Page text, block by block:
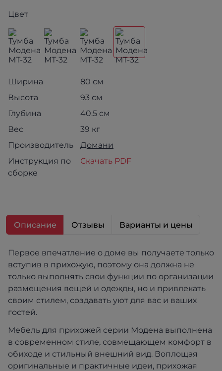
Цвет
Ширина
80 см
Высота
93 см
Глубина
40.5 см
Вес
39 кг
Производитель
Домани
Инструкция по
сборке
Скачать PDF
Описание Отзывы Варианты и цены
Первое впечатление о доме вы получаете только
вступив в прихожую, поэтому она должна не
только выполнять свои функции по организации
размещения вещей и одежды, но и привлекать
своим стилем, создавать уют для вас и ваших
гостей.
Мебель для прихожей серии Модена выполнена
в современном стиле, совмещающем комфорт в
обиходе и стильный внешний вид. Воплощая
оригинальные и практичные идеи, прихожая